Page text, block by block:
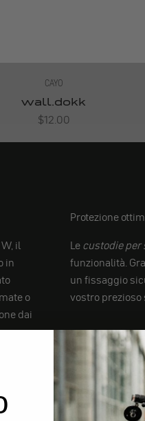
CAYO
wall.dokk
Angebot
$12.00
il
in
o
dai
Protezione
Lecustodie per
funzionalità.
un fissaggio
vostro